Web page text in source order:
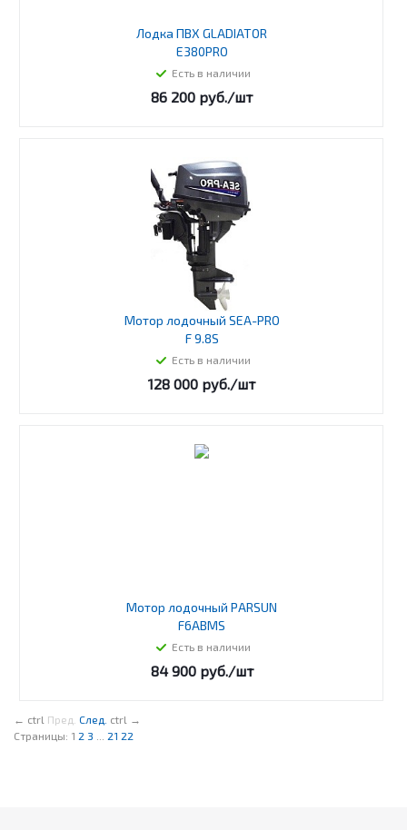
Лодка ПВХ GLADIATOR
E380PRO
Есть в наличии
86 200 руб./шт
Мотор лодочный SEA-PRO
F 9.8S
Есть в наличии
128 000 руб./шт
Мотор лодочный PARSUN
F6ABMS
Есть в наличии
84 900руб./шт
← ctrl Пред. След. ctrl →
Страницы: 1 2 3 21 22